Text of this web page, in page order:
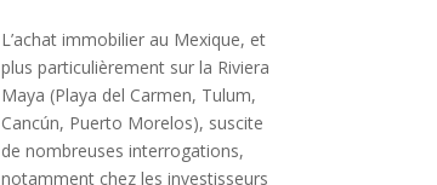
L’achat immobilier au Mexique, et
plus particulièrement sur la Riviera
Maya (Playa del Carmen, Tulum,
Cancún, Puerto Morelos), suscite
de nombreuses interrogations,
notamment chez les investisseurs